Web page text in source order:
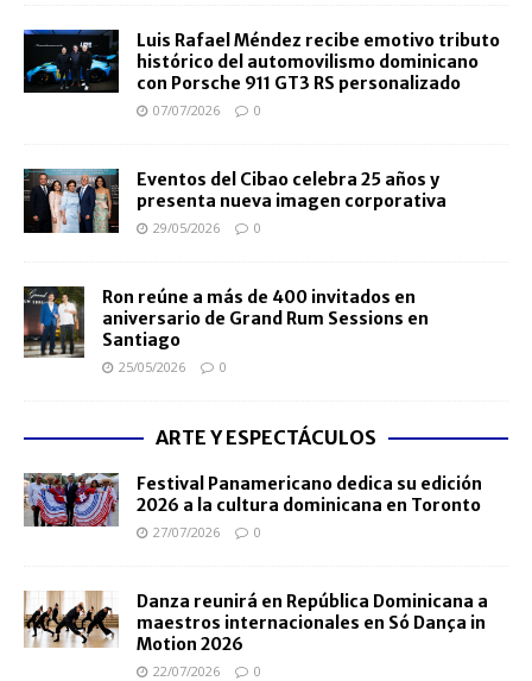
Luis Rafael Méndez recibe emotivo tributo
histórico del automovilismo dominicano
con Porsche 911 GT3 RS personalizado
07/07/2026 0
Eventos del Cibao celebra 25 años y
presenta nueva imagen corporativa
29/05/2026 0
Ron reúne a más de 400 invitados en
aniversario de Grand Rum Sessions en
Santiago
25/05/2026 0
ARTE Y ESPECTÁCULOS
Festival Panamericano dedica su edición
2026 a la cultura dominicana en Toronto
27/07/2026 0
Danza reunirá en República Dominicana a
maestros internacionales en Só Dança in
Motion 2026
22/07/2026 0